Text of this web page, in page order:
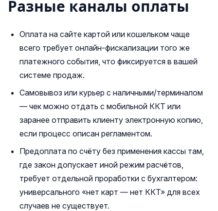
Разные каналы оплаты
Оплата на сайте картой или кошельком чаще
всего требует онлайн‑фискализации того же
платежного события, что фиксируется в вашей
системе продаж.
Самовывоз или курьер с наличными/терминалом
— чек можно отдать с мобильной ККТ или
заранее отправить клиенту электронную копию,
если процесс описан регламентом.
Предоплата по счёту без применения кассы там,
где закон допускает иной режим расчётов,
требует отдельной проработки с бухгалтером:
универсального «нет карт — нет ККТ» для всех
случаев не существует.